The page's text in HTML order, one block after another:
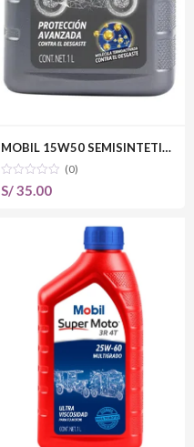
MOBIL 15W50 SEMISINTETICO
(0)
S/35.00